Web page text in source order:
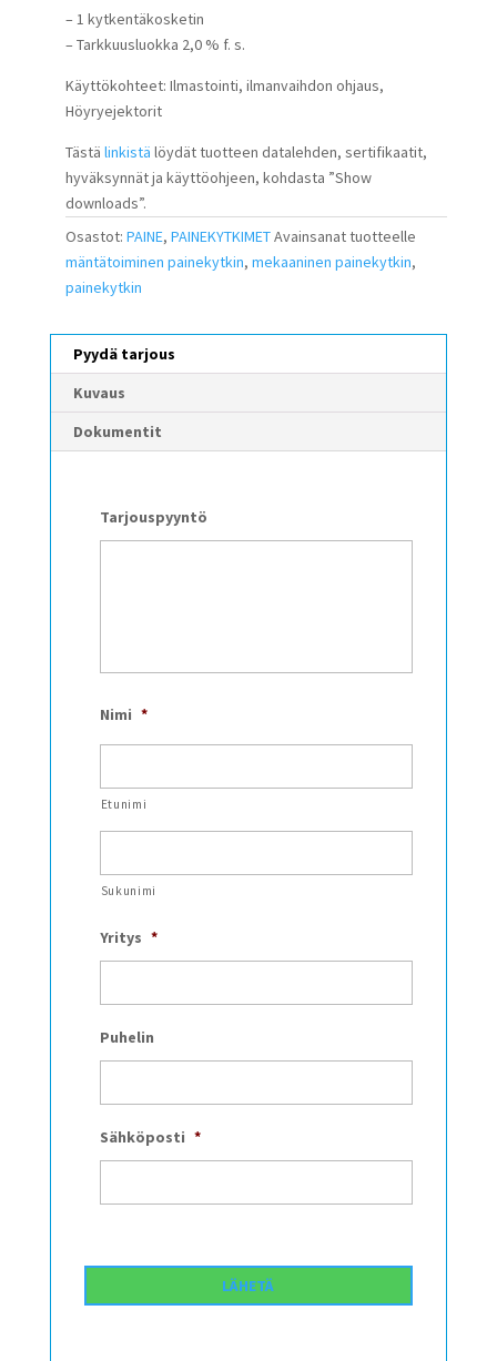
– 1 kytkentäkosketin
– Tarkkuusluokka 2,0 % f. s.
Käyttökohteet: Ilmastointi, ilmanvaihdon ohjaus,
Höyryejektorit
Tästä linkistä löydät tuotteen datalehden, sertifikaatit,
hyväksynnät ja käyttöohjeen, kohdasta ”Show
downloads”.
Osastot: PAINE, PAINEKYTKIMETAvainsanat tuotteelle
mäntätoiminen painekytkin, mekaaninen painekytkin,
painekytkin
Pyydä tarjous
Kuvaus
Dokumentit
Tarjouspyyntö
Nimi *
Etunimi
Sukunimi
Yritys *
Puhelin
Sähköposti *